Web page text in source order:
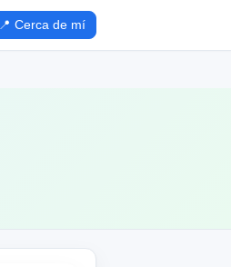
📍 Cerca de mí